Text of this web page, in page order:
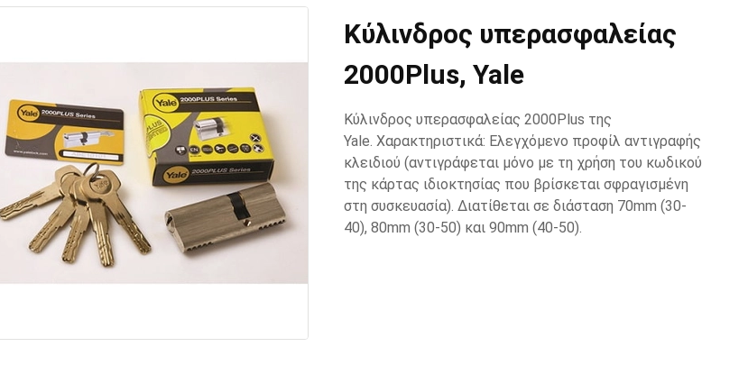
Κύλινδρος υπερασφαλείας
2000Plus, Yale
Κύλινδρος υπερασφαλείας 2000Plus της
Yale. Χαρακτηριστικά: Ελεγχόμενο προφίλ αντιγραφής
κλειδιού (αντιγράφεται μόνο με τη χρήση του κωδικού
της κάρτας ιδιοκτησίας που βρίσκεται σφραγισμένη
στη συσκευασία). Διατίθεται σε διάσταση 70mm (30-
40), 80mm (30-50) και 90mm (40-50).